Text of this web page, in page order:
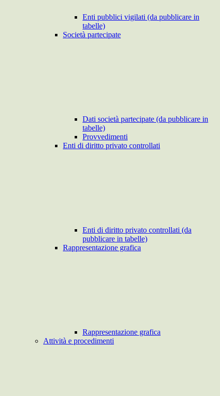
Enti pubblici vigilati (da pubblicare in
tabelle)
Società partecipate
Dati società partecipate (da pubblicare in
tabelle)
Provvedimenti
Enti di diritto privato controllati
Enti di diritto privato controllati (da
pubblicare in tabelle)
Rappresentazione grafica
Rappresentazione grafica
Attività e procedimenti